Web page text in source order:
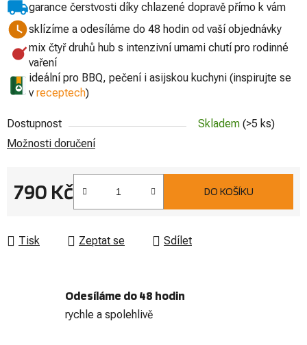
garance čerstvosti díky chlazené dopravě přímo k vám
sklízíme a odesíláme do 48 hodin od vaší objednávky
mix čtyř druhů hub s intenzivní umami chutí pro rodinné
vaření
ideální pro BBQ, pečení i asijskou kuchyni (inspirujte se
vreceptech)
Dostupnost Skladem (>5 ks)
Možnosti doručení
790 Kč DO KOŠÍKU
Tisk Zeptat se Sdílet
Odesíláme do 48 hodin
rychle a spolehlivě